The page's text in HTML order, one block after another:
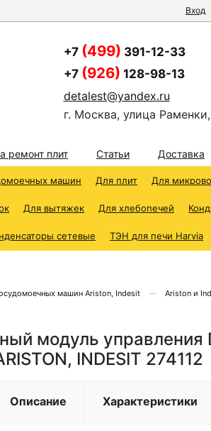
Вход
+7 (499) 391-12-33
+7 (926) 128-98-13
detalest@yandex.ru
г. Москва, улица
ремонт плит Статьи Доставка
машин Для плит Для
Для вытяжек Для хлебопечей
сетевые ТЭН для печи Harvia
машин Ariston, Indesit Ariston и
модуль управления
INDESIT 274112
Описание Характеристики